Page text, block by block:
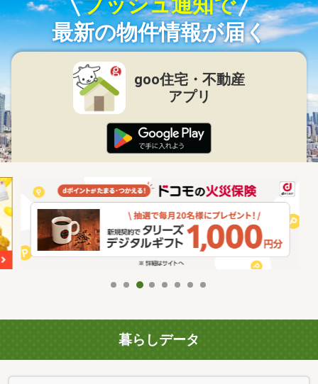
最新の物件情報が届く
goo住宅・不動産
アプリ
暮らしデータ